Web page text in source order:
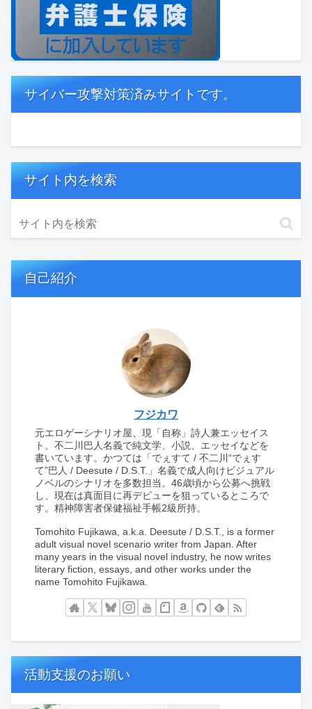
サイバー攻撃対策済みサイトです。
サイト内を検索
自己紹介
フジカワ
元エロゲーシナリオ屋、現「自称」詩人兼エッセイス
ト。不二川巴人名義で純文学、小説、エッセイなどを
書いています。かつては「でぇすて / 不二川“でぇす
て”巴人 / Deesute / D.S.T.」名義で成人向けビジュアル
ノベルのシナリオを多数担当。46歳頃から公募へ挑戦
し、現在は真面目に再デビューを狙っているところで
す。精神障害者保健福祉手帳2級所持。
Tomohito Fujikawa, a.k.a. Deesute / D.S.T., is a former
adult visual novel scenario writer from Japan. After
many years in the visual novel industry, he now writes
literary fiction, essays, and other works under the
name Tomohito Fujikawa.
活動支援のお願い